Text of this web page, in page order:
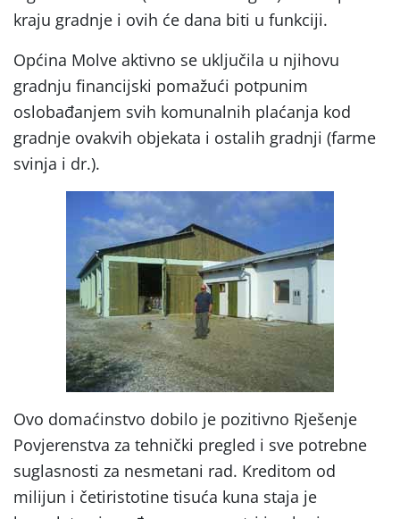
kraju gradnje i ovih će dana biti u funkciji.
Općina Molve aktivno se uključila u njihovu
gradnju financijski pomažući potpunim
oslobađanjem svih komunalnih plaćanja kod
gradnje ovakvih objekata i ostalih gradnji (farme
svinja i dr.).
Ovo domaćinstvo dobilo je pozitivno Rješenje
Povjerenstva za tehnički pregled i sve potrebne
suglasnosti za nesmetani rad. Kreditom od
milijun i četiristotine tisuća kuna staja je